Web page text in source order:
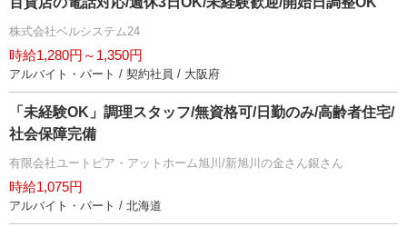
株式会社ベルシステム24
時給1,280円～1,350円
アルバイト・パート / 契約社員 / 大阪府
「未経験OK」調理スタッフ/無資格可/日勤のみ/高齢者住宅/
社会保障完備
有限会社ユートピア・アットホーム旭川/新旭川の金さん銀さん
時給1,075円
アルバイト・パート / 北海道